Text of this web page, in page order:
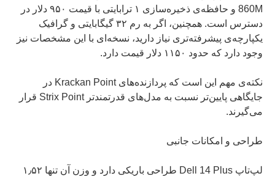
860M و حافظه‌ی ذخیره‌سازی ۱ ترابایتی با قیمت ۹۵۰ دلار در
دسترس است. همچنین، اگر به رم ۳۲ گیگابایتی و گرافیک
یکپارچه‌ی پیشرفته‌تری نیاز دارید، نسخه‌ای با این مشخصات نیز
وجود دارد که حدود ۱۱۵۰ دلار قیمت دارد.
نکته‌ی مهم این است که پردازنده‌های Krackan Point در
جایگاهی پایین‌تر نسبت به مدل‌های قدرتمندتر Strix Point قرار
می‌گیرند.
طراحی و امکانات جانبی
لپ‌تاپ Dell 14 Plus طراحی باریکی دارد و وزن آن تنها ۱٫۵۲